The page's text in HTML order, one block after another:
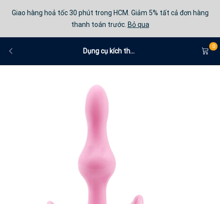
Giao hàng hoả tốc 30 phút trong HCM. Giảm 5% tất cả đơn hàng
thanh toán trước. Bỏ qua
Dụng cụ kích th...
0